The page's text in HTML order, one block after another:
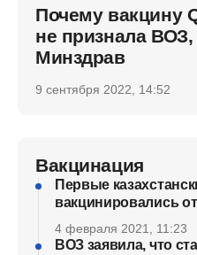
Почему вакцину
не признала
Минздрав
9 сентября 2022, 14:52
Вакцинация
Первые
вакцинировались
4 февраля 2021, 11:23
ВОЗ заявила, что